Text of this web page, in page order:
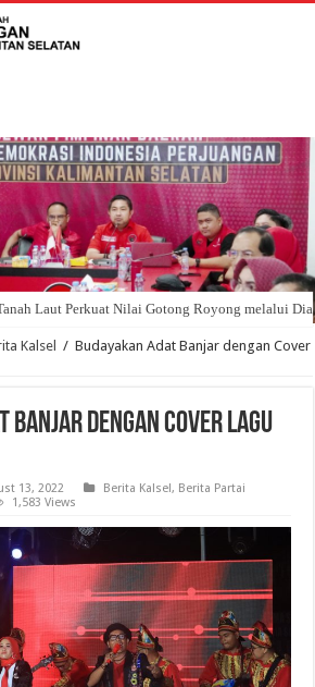
Laut Perkuat Nilai Gotong Royong melalui
Kalsel / Budayakan Adat Banjar dengan Cover
Banjar dengan Cover Lagu
13, 2022 Berita Kalsel, Berita Partai
1,583 Views